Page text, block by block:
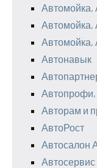
Автомойка,
Автомойка,
Автомойка,
Автонавык
Автопрофи,
Авторам и
АвтоРост
Автосалон
Автосервис